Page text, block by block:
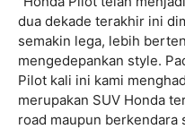
dua dekade terakhir ini
semakin lega, lebih
mengedepankan style.
Pilot kali ini kami
merupakan SUV Honda
road maupun berkendara